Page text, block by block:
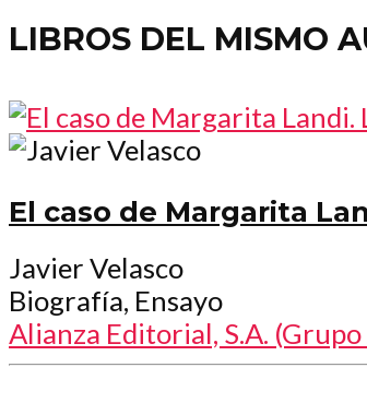
LIBROS DEL MISMO
El caso de Margarita
Javier Velasco
Biografía, Ensayo
Alianza Editorial, S.A.